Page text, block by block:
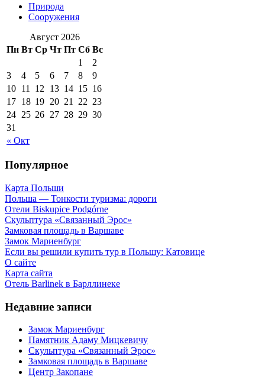
Природа
Сооружения
Август 2026
Пн Вт Ср Чт Пт Сб Вс
« Окт
1
2
3
4 5 6 7 8
9
10 11 12 13 14 15 16
17 18 19 20 21 22 23
24 25 26 27 28 29 30
31
Популярное
Карта Польши
Польша — Тонкости туризма: дороги
Отели Biskupice Podgórne
Скульптура «Связанный Эрос»
Замковая площадь в Варшаве
Замок Мариенбург
Если вы решили купить тур в Польшу: Катовице
О сайте
Карта сайта
Отель Barlinek в Барллинеке
Недавние записи
Замок Мариенбург
Памятник Адаму Мицкевичу
Скульптура «Связанный Эрос»
Замковая площадь в Варшаве
Центр Закопане